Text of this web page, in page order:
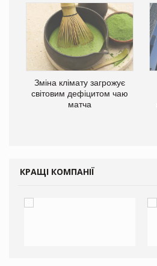
Зміна клімату загрожує
світовим дефіцитом чаю
матча
КРАЩІ КОМПАНІЇ